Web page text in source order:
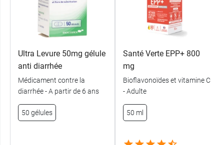
Ultra Levure 50mg gélule
anti diarrhée
Médicament contre la
diarrhée - A partir de 6 ans
50 gélules
Santé Verte EPP+ 800
mg
Bioflavonoïdes et vitamine C
- Adulte
50 ml